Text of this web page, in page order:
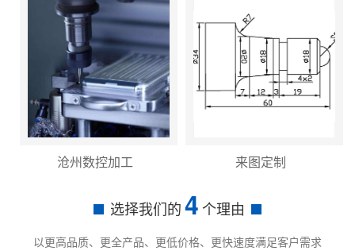
沧州数控加工 来图定制
选择我们的4个理由
以更高品质、更全产品、更低价格、更快速度满足客户需求